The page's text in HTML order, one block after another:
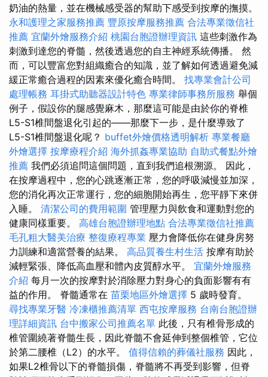
奶油的熱量，並在機械感受器的幫助下感受到按摩的撫摸。
永和護理之家服務推薦 豐原按摩服務推薦 合法專業徵信社
推薦 宜蘭外燴服務介紹 桃園台胞證辦理資訊 這些刺激作為
刺激到達您的脊髓，然後透過您的自主神經系統傳播。 然
而，可以豐富您對組織癒合的知識，並了解如何透過避免減
緩正常癒合過程的因素來優化癒合時間。 找專業會計公司
處理帳務 耳掛式助聽器設計特色 專業律師事務所服務 舉個
例子，假設你的腿感覺麻木，那麼這可能是由於你的脊椎
L5-S1椎間盤退化引起的——那麼下一步，是什麼導致了
L5-S1椎間盤退化呢？ buffet外燴價格透明解析 專業餐廳
外燴選擇 按摩療程介紹 海外抓姦專業協助 自助式餐點外燴
推薦 我們必須追問這個問題，直到我們追根溯源。 因此，
在按摩過程中，您的心跳逐漸正常，您的呼吸減慢並加深，
您的消化再次正常運行，您的細胞開始再生，您平靜下來併
入睡。 清潔公司的費用範圍 管理壓力與飲食和運動對您的
健康同樣重要。 高雄台胞證辦理地點 合法專業徵信社推薦
毛孔粗大醫美治療 整復療程專業 壓力會降低你在健身房努
力訓練和適當營養的結果。 高品質養生村生活 按摩有助於
減輕緊張、降低高血壓和體內皮質醇水平。 宜蘭外燴服務
介紹 每月一次的按摩對於消除壓力對身心的負面影響有有
益的作用。 脊髓通常在 苗栗地區外燴選擇 5 歲時發育。
尋找專業牙醫 冷凍櫃推薦清單 西屯按摩服務 台南台胞證辦
理詳細資訊 台中搬家公司推薦名單 此後，只有椎骨形成的
椎管圍繞著脊髓生長，因此脊髓不會延伸到整個椎管，它位
於第二腰椎（L2）的水平。 值得信賴的葬儀社服務 因此，
如果L2椎骨以下的脊髓損傷，脊髓將不再受到影響，但脊